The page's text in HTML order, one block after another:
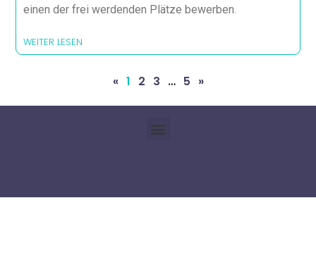
einen der frei werdenden Plätze bewerben.
WEITER LESEN
« 1 2 3 … 5 »